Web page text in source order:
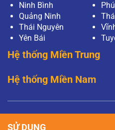
Ninh Bình
Quảng Ninh
Thái Nguyên
Yên Bái
Hệ thống Miền Trung
Hệ thống Miền Nam
SỬ DỤNG